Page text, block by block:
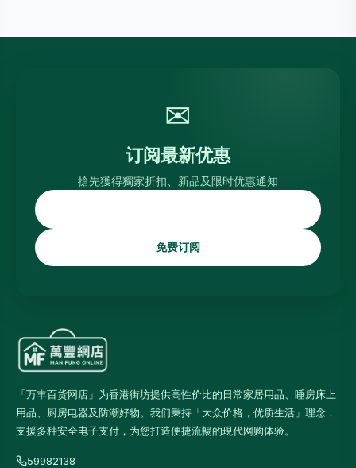
✉
订阅最新优惠
搶先獲得獨家折扣、新品及限时优惠通知
免费订阅
「万丰百货网店」为香港街坊提供高性价比的日常家居用品、睡房床上
用品、厨房电器及防潮好物。我们秉持「大众价格，优质生活」理念，
支援多种安全电子支付，为您打造便捷流暢的現代网购体验。
59982138